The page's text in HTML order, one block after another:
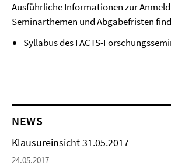
Ausführliche Informationen zur
Seminarthemen und Abgabefristen
Syllabus des FACTS-
NEWS
Klausureinsicht 31.05.2017
24.05.2017